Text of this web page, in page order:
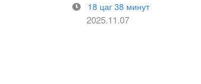
18 цаг 38 минут
2025.11.07